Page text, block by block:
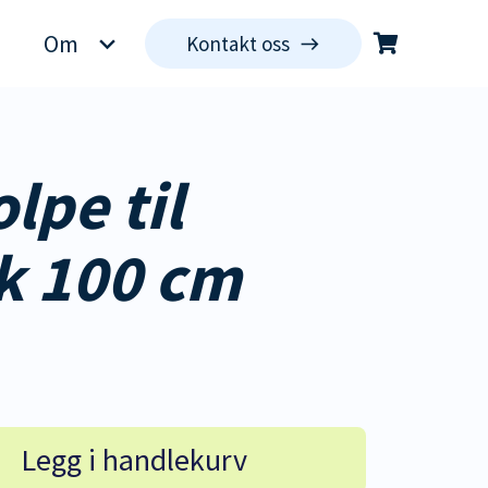
Om Kontakt oss east
til
100 cm
Legg i handlekurv